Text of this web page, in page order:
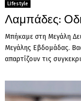
Lifestyle
Λαμπάδες:
Μπήκαμε στη Μεγάλη
Μεγάλης Εβδομάδας.
απαρτίζουν τις